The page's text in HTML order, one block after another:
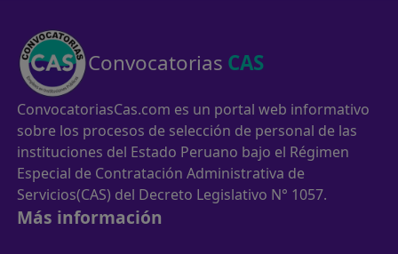
Convocatorias CAS
ConvocatoriasCas.com es un portal web informativo
sobre los procesos de selección de personal de las
instituciones del Estado Peruano bajo el Régimen
Especial de Contratación Administrativa de
Servicios(CAS) del Decreto Legislativo N° 1057.
Más información